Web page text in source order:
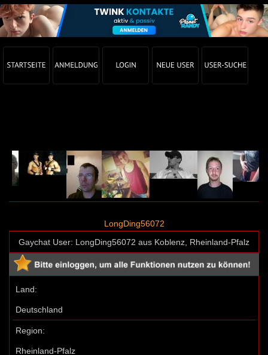
LongDing56072
Gaychat User: LongDing56072 aus Koblenz, Rheinland-Pfalz
Land:
Deutschland
Region:
Rheinland-Pfalz